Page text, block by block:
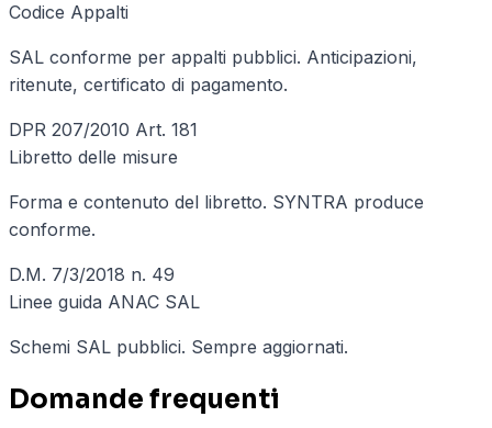
Codice Appalti
SAL conforme per appalti pubblici. Anticipazioni,
ritenute, certificato di pagamento.
DPR 207/2010 Art. 181
Libretto delle misure
Forma e contenuto del libretto. SYNTRA produce
conforme.
D.M. 7/3/2018 n. 49
Linee guida ANAC SAL
Schemi SAL pubblici. Sempre aggiornati.
Domande frequenti